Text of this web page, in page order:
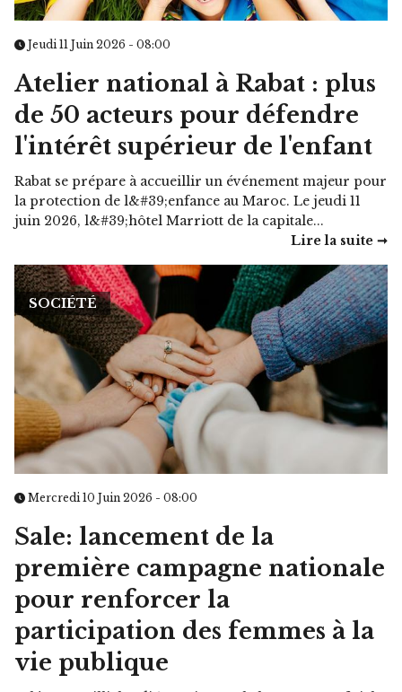
Jeudi 11 Juin 2026 - 08:00
Atelier national à Rabat : plus
de 50 acteurs pour défendre
l'intérêt supérieur de l'enfant
Rabat se prépare à accueillir un événement majeur pour
la protection de l&#39;enfance au Maroc. Le jeudi 11
juin 2026, l&#39;hôtel Marriott de la capitale...
Lire la suite ➞
SOCIÉTÉ
Mercredi 10 Juin 2026 - 08:00
Sale: lancement de la
première campagne nationale
pour renforcer la
participation des femmes à la
vie publique